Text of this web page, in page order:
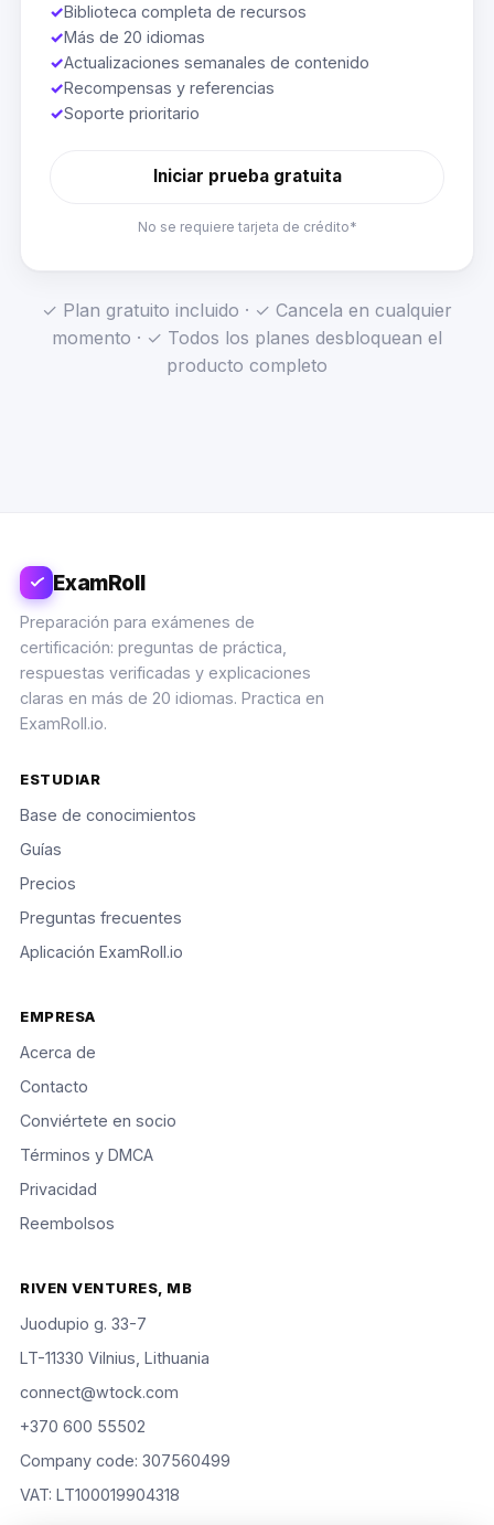
✓Biblioteca completa de recursos
✓Más de 20 idiomas
✓Actualizaciones semanales de contenido
✓Recompensas y referencias
✓Soporte prioritario
Iniciar prueba gratuita
No se requiere tarjeta de crédito*
✓ Plan gratuito incluido · ✓ Cancela en cualquier
momento · ✓ Todos los planes desbloquean el
producto completo
ExamRoll
Preparación para exámenes de
certificación: preguntas de práctica,
respuestas verificadas y explicaciones
claras en más de 20 idiomas. Practica en
ExamRoll.io.
ESTUDIAR
Base de conocimientos
Guías
Precios
Preguntas frecuentes
Aplicación ExamRoll.io
EMPRESA
Acerca de
Contacto
Conviértete en socio
Términos y DMCA
Privacidad
Reembolsos
RIVEN VENTURES, MB
Juodupio g. 33-7
LT-11330 Vilnius, Lithuania
connect@wtock.com
+370 600 55502
Company code: 307560499
VAT: LT100019904318